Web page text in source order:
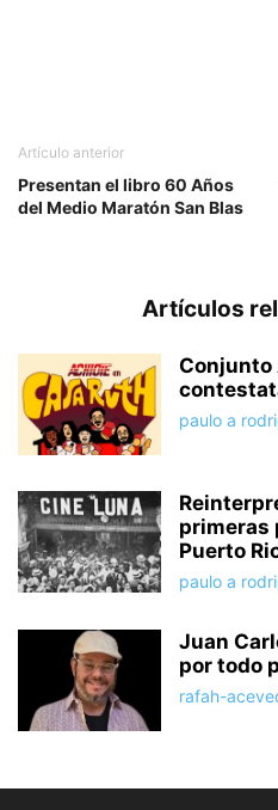
Artículo anterior
Presentan el libro 60 Años
del Medio Maratón San Blas
Artículos
Conjunto
paulo a
primeras
Puerto
paulo a
Juan
por todo
rafah-